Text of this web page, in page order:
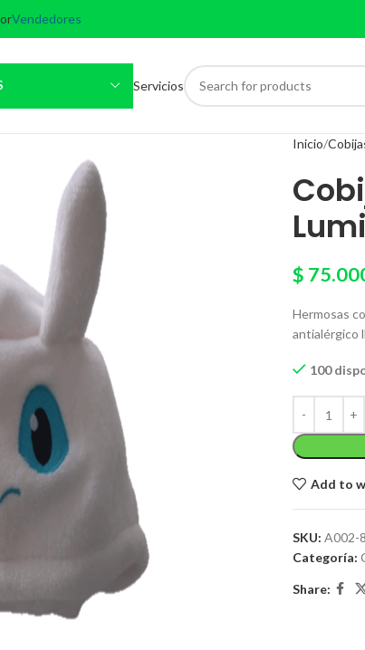
Vendedores
Servicios
Inicio
$
Hermosas
antialérgico
100
Add to
SKU: A002-8
Categoría:
Share: